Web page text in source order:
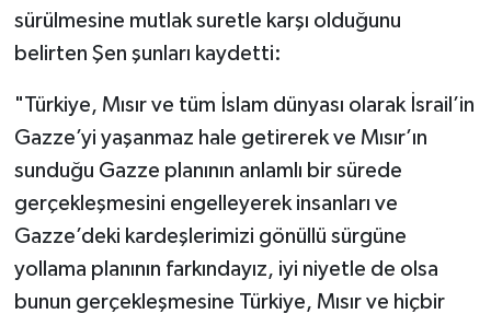
sürülmesine mutlak suretle karşı olduğunu
belirten Şen şunları kaydetti:
"Türkiye, Mısır ve tüm İslam dünyası olarak İsrail’in
Gazze’yi yaşanmaz hale getirerek ve Mısır’ın
sunduğu Gazze planının anlamlı bir sürede
gerçekleşmesini engelleyerek insanları ve
Gazze’deki kardeşlerimizi gönüllü sürgüne
yollama planının farkındayız, iyi niyetle de olsa
bunun gerçekleşmesine Türkiye, Mısır ve hiçbir